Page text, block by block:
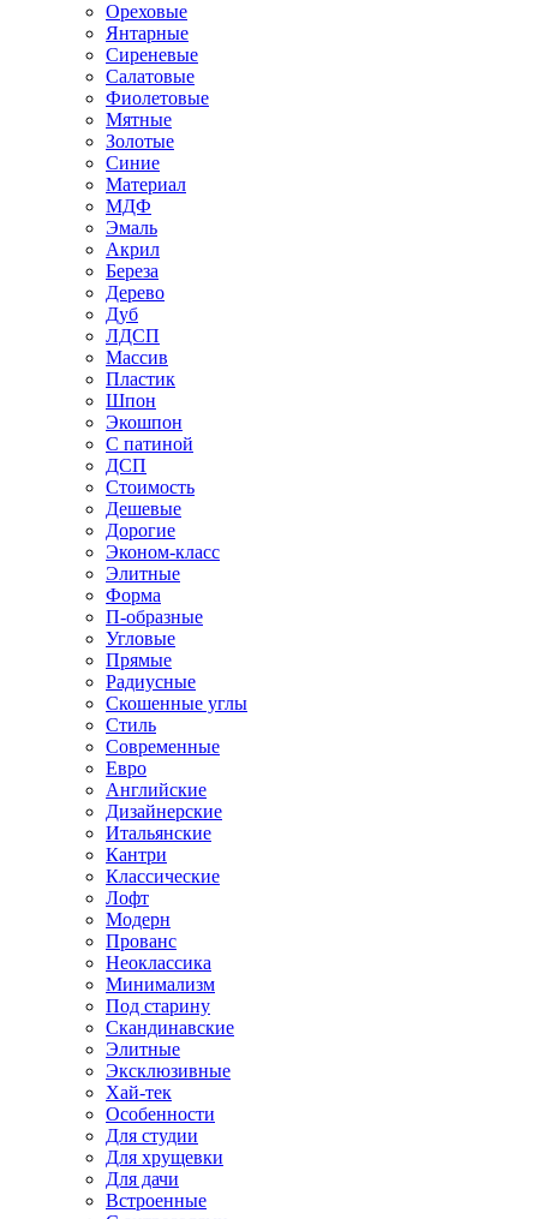
Ореховые
Янтарные
Сиреневые
Салатовые
Фиолетовые
Мятные
Золотые
Синие
Материал
МДФ
Эмаль
Акрил
Береза
Дерево
Дуб
ЛДСП
Массив
Пластик
Шпон
Экошпон
С патиной
ДСП
Стоимость
Дешевые
Дорогие
Эконом-класс
Элитные
Форма
П-образные
Угловые
Прямые
Радиусные
Скошенные углы
Стиль
Современные
Евро
Английские
Дизайнерские
Итальянские
Кантри
Классические
Лофт
Модерн
Прованс
Неоклассика
Минимализм
Под старину
Скандинавские
Элитные
Эксклюзивные
Хай-тек
Особенности
Для студии
Для хрущевки
Для дачи
Встроенные